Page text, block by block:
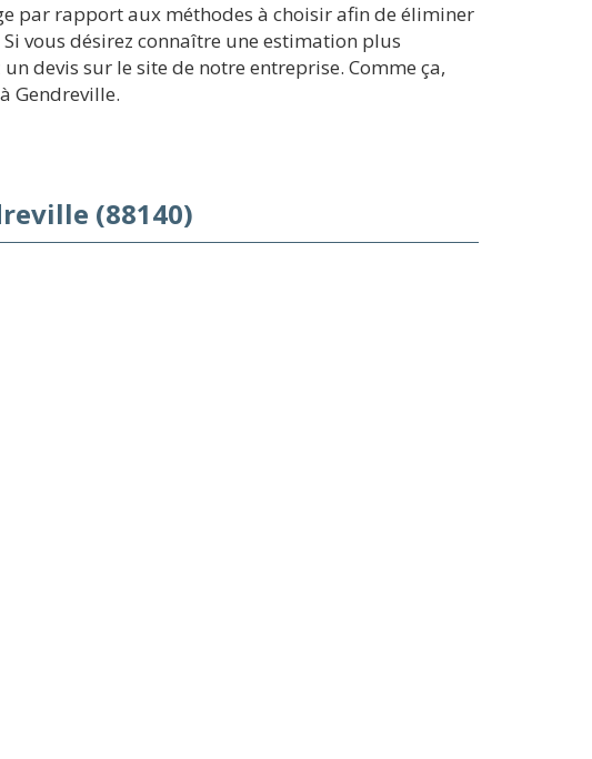
par rapport aux méthodes à choisir afin de éliminer
vous désirez connaître une estimation plus
devis sur le site de notre entreprise. Comme ça,
Gendreville.
(88140)